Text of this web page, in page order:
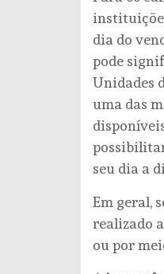
dia do
pode
Unidades
uma das
seu dia a
Em geral,
realizado
ou por